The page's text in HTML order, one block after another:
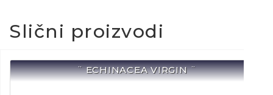
Slični proizvodi
¨ ECHINACEA VIRGIN ¨